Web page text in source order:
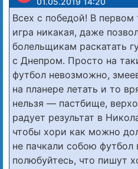
Всех с победой! В
игра никакая, даже
болельщикам раскатать
с Днепром. Просто на
футбол невозможно,
на планере летать и то
нельзя — пастбище,
радует результат в
чтобы хори как можно
не пачкали собою футбол
полюбуйтесь, что пишут